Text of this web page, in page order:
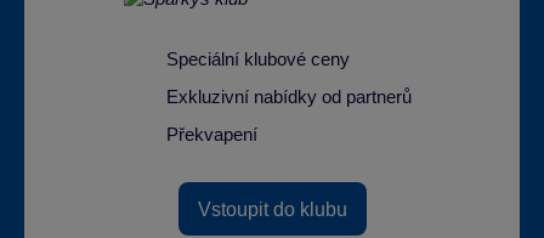
Speciální klubové ceny
Exkluzivní nabídky od partnerů
Překvapení
Vstoupit do klubu